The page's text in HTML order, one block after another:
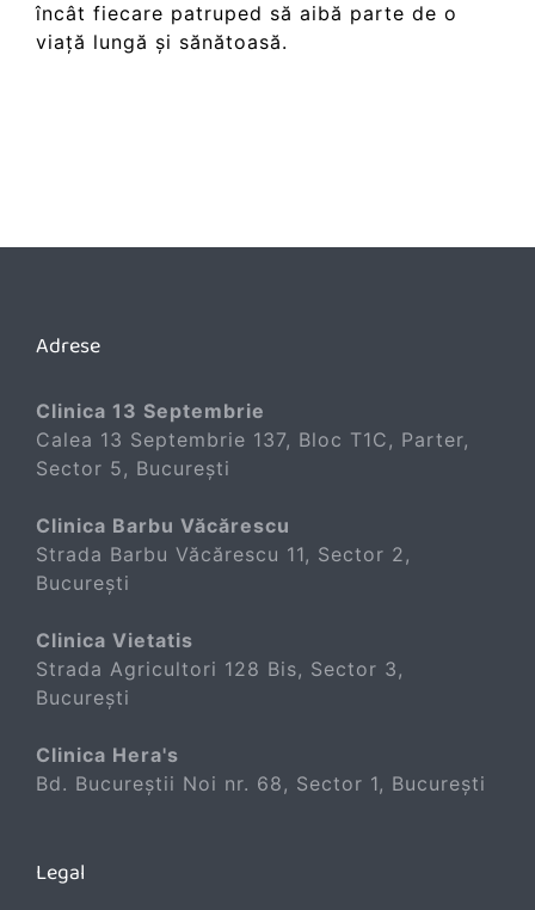
încât fiecare patruped să aibă parte de o
viață lungă și sănătoasă.
Adrese
Clinica 13 Septembrie
Calea 13 Septembrie 137, Bloc T1C, Parter,
Sector 5, București
Clinica Barbu Văcărescu
Strada Barbu Văcărescu 11, Sector 2,
București
Clinica Vietatis
Strada Agricultori 128 Bis, Sector 3,
București
Clinica Hera's
Bd. Bucureștii Noi nr. 68, Sector 1, București
Legal